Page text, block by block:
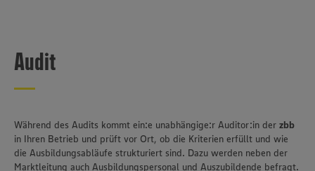
Wir setzen Cookies und andere Technologien ein, um Ihnen
ein bestmögliches Nutzungserlebnis unserer Website zu
ermöglichen. Wir verwenden Ihre Daten, um unsere
Audit
Während des Audits kommt ein:e unabhängige:r Auditor:in der zbb
in Ihren Betrieb und prüft vor Ort, ob die Kriterien erfüllt und wie
die Ausbildungsabläufe strukturiert sind. Dazu werden neben der
Marktleitung auch Ausbildungspersonal und Auszubildende befragt.